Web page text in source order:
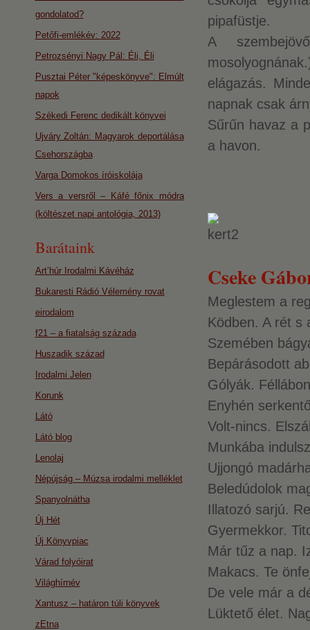
pipafüstje.
A
elágazás.
napnak csak
Sűrűn havaz a
a havon.
Cseke
Meglestem a
Ködben. A rét s
Szemében
Bepárásodott
Gólyák.
Enyhén
Volt-nincs.
Munkába
Ujjongó
Beledúdolok
Illatozó sarjú.
Gyermekkor.
Már tűz a nap.
Makacs. Te
De vele már a
Lüktető élet.
gondolatod?
Petőfi-emlékév: 2022
Petrozsényi Nagy Pál: Éli, Éli
Pusztai Péter "képeskönyve": Elmúlt
napok
Székedi Ferenc dedikált könyvei
Ujváry Zoltán: Magyarok deportálása
Csehországba
Varga Domokos íróiskolája
Vers a versről – Káfé főnix módra
(költészet napi antológia, 2013)
Barátaink
Art’húr Irodalmi Kávéház
Bukaresti Rádió Vélemény rovat
eirodalom
f21 – a fiatalság százada
Huszadik század
Irodalmi Jelen
Korunk
Látó
Látó blog
Lenolaj
Népújság – Múzsa irodalmi melléklet
Spanyolnátha
Új Hét
Új Könyvpiac
Várad folyóirat
Világhírnév
Xantusz – határon túli könyvek
zEtna